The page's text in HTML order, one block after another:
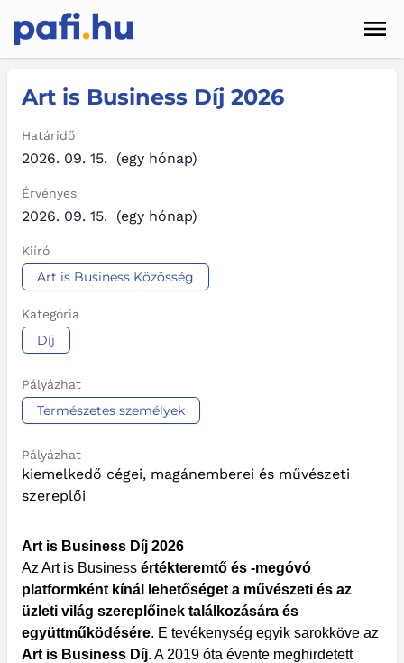
Szolgáltatások
Kapcsolat
Sötét mód
Art is Business Díj 2026
Határidő
2026. 09. 15. (egy hónap)
Érvényes
2026. 09. 15. (egy hónap)
Kiíró
Art is Business Közösség
Kategória
Díj
Pályázhat
Természetes személyek
Pályázhat
kiemelkedő cégei, magánemberei és művészeti
szereplői
Art is Business Díj 2026
Az Art is Business értékteremtő és -megóvó
platformként kínál lehetőséget a művészeti és az
üzleti világ szereplőinek találkozására és
együttműködésére. E tevékenység egyik sarokköve az
Art is Business Díj. A 2019 óta évente meghirdetett